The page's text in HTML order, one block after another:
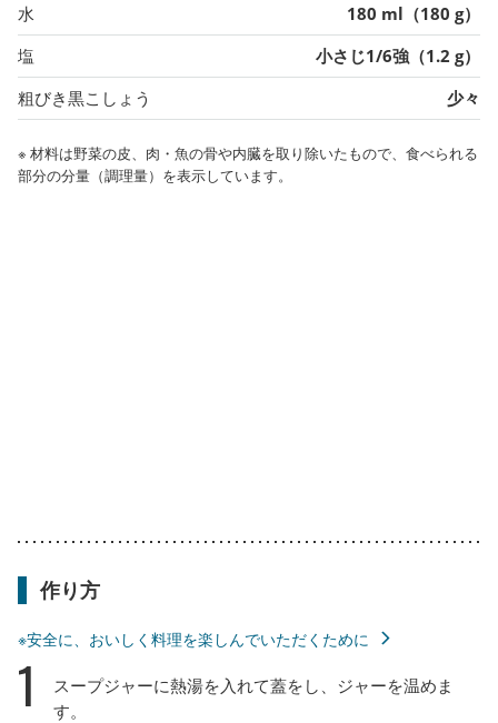
水
180 ml（180 g）
塩
小さじ1/6強（1.2 g）
粗びき黒こしょう
少々
※ 材料は野菜の皮、肉・魚の骨や内臓を取り除いたもので、食べられる
部分の分量（調理量）を表示しています。
作り方
※安全に、おいしく料理を楽しんでいただくために
1
スープジャーに熱湯を入れて蓋をし、ジャーを温めま
す。